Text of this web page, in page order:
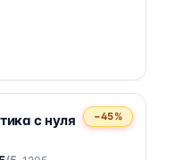
−45%
с нуля